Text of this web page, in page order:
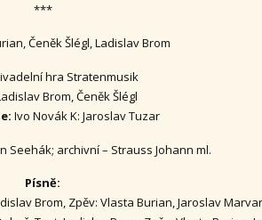
***
Čeněk Šlégl, Ladislav Brom
hra Stratenmusik
Brom, Čeněk Šlégl
Ivo Novák K: Jaroslav Tuzar
Seehák; archivní – Strauss Johann ml.
Písně:
Brom, Zpěv: Vlasta Burian, Jaroslav